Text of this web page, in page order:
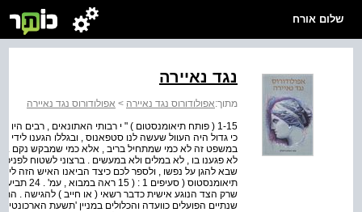
שלום אורח
נגד נאיירה
מתוך:אפולודורוס נגד נאיירה > אפולודורוס נגד נאיירה
1-15 ( פותח תיאומנסטום ) " י רבותי האתונאים , רבים
כי גדול היה העוול שעשה לנו סטפאנוס , ובגללו הגענו
במשפט זה לא כמי שמתחיל בריב , אלא כמי שמבקש נקם .
לא פגענו בו , לא במלים ולא במעשים . ברצוני לשטוח